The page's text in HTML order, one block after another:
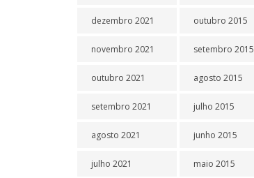
dezembro 2021
novembro 2021
outubro 2021
setembro 2021
agosto 2021
julho 2021
outubro 2015
setembro 2015
agosto 2015
julho 2015
junho 2015
maio 2015